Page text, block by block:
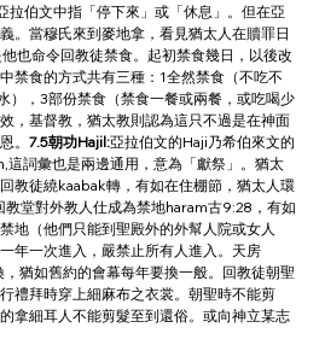
拉伯文中指「停下來」或「休息」。但在亞
。當穆氏來到麥地拿，看見猶太人在贖罪日
也命令回教徒禁食。起初禁食幾日，以後改
禁食的方式共有三種：1全然禁食（不吃不
），3部份禁食（禁食一餐或兩餐，或吃喝少
，基督教，猶太教則認為這只不過是在神面
。7.5朝功Hajil:亞拉伯文的Haji乃希伯來文的
詞彙也是兩邊通用，意為「獻祭」。猶太
教徒繞kaabak轉，有如在住棚節，猶太人環
堂對外教人仕成為禁地haram古9:28，有如
地（他們只能到聖殿外的外幫人院或女人
年一次進入，嚴禁止所有人進入。天房
猶如舊約的會幕每年要換一般。回教徒朝聖
禮拜時穿上細麻布之衣裳。朝聖時不能剪
拿細耳人不能剪髮至到還俗。或向神立某志